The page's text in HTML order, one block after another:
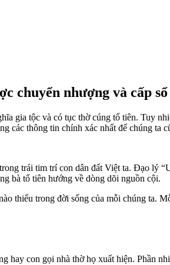
chuyển nhượng và cấp
gia tộc và có tục thờ cúng tổ tiên. Tuy
các thông tin chính xác nhất để chúng ta
trái tim trí con dân đất Việt ta. Đạo lý
bà tổ tiên hướng về dòng dõi nguồn cội.
thiếu trong đời sống của mỗi chúng
hay con gọi nhà thờ họ xuất hiện. Phần